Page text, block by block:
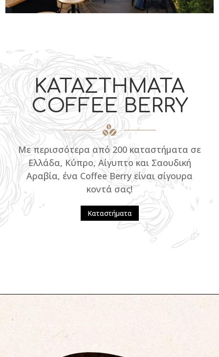
ΚΑΤΑΣΤΗΜΑΤΑ
COFFEE BERRY
Με περισσότερα από 200 καταστήματα σε
Ελλάδα, Κύπρο, Αίγυπτο και Σαουδική
Αραβία, ένα Coffee Berry είναι σίγουρα
κοντά σας!
Καταστήματα